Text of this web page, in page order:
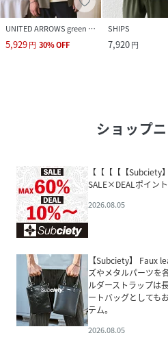
UNITED ARROWS green label relaxing
5,929円 30%OFF
SHIPS
7,920円
ショップ
【【【【【Subciety
SALE×DEALポイン
2026.08.05
【Subciety】 Faux
ズやメタルパーツを
ルダーストラップは
ートバッグとしても
テム。
2026.08.05